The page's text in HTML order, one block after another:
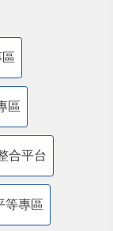
區
合平台
等專區